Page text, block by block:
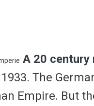
A 20 century
The
Empire. But